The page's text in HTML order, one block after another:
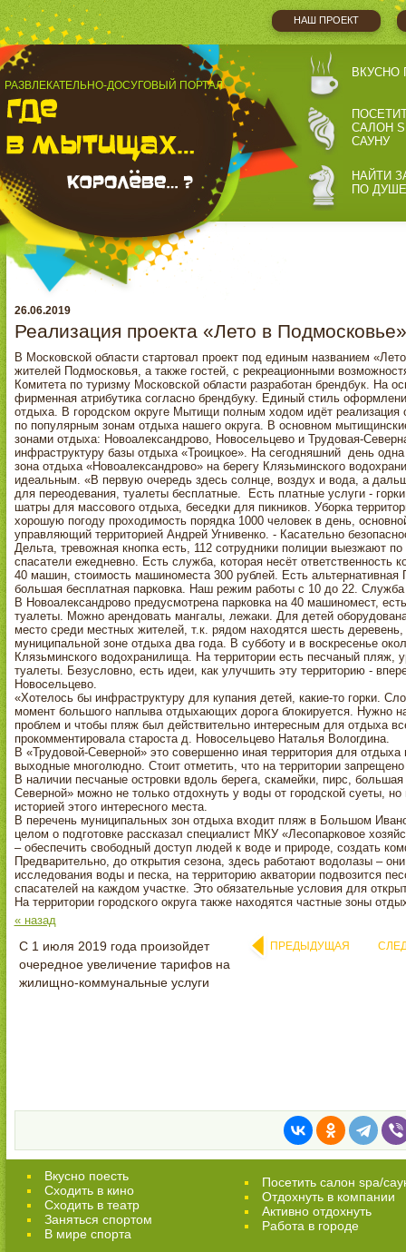
НАШ ПРОЕКТ
РАЗВЛЕКАТЕЛЬНО-ДОСУГОВЫЙ ПОРТАЛ
ВКУСНО
САЛОН
САУНУ
НАЙТИ
ПО ДУШЕ
26.06.2019
Реализация проекта «Лето в
В Московской области стартовал проект под единым названием
жителей Подмосковья, а также гостей, с рекреационными
Комитета по туризму Московской области разработан брендбук. На
фирменная атрибутика согласно брендбуку. Единый стиль
отдыха. В городском округе Мытищи полным ходом идёт реализация
по популярным зонам отдыха нашего округа. В основном
зонами отдыха: Новоалександрово, Новосельцево и Трудовая-
инфраструктуру базы отдыха «Троицкое». На сегодняшний день
зона отдыха «Новоалександрово» на берегу Клязьминского
идеальным. «В первую очередь здесь солнце, воздух и вода, а
для переодевания, туалеты бесплатные. Есть платные услуги -
шатры для массового отдыха, беседки для пикников. Уборка
хорошую погоду проходимость порядка 1000 человек в день,
управляющий территорией Андрей Угнивенко. - Касательно
Дельта, тревожная кнопка есть, 112 сотрудники полиции выезжают
спасатели ежедневно. Есть служба, которая несёт ответственность
40 машин, стоимость машиноместа 300 рублей. Есть
большая бесплатная парковка. Наш режим работы с 10 до 22. Служба
В Новоалександрово предусмотрена парковка на 40 машиномест,
туалеты. Можно арендовать мангалы, лежаки. Для детей
место среди местных жителей, т.к. рядом находятся шесть
муниципальной зоне отдыха два года. В субботу и в воскресенье
Клязьминского водохранилища. На территории есть песчаный
туалеты. Безусловно, есть идеи, как улучшить эту территорию -
Новосельцево.
«Хотелось бы инфраструктуру для купания детей, какие-то горки.
момент большого наплыва отдыхающих дорога блокируется. Нужно
проблем и чтобы пляж был действительно интересным для отдыха
прокомментировала староста д. Новосельцево Наталья Вологдина.
В «Трудовой-Северной» это совершенно иная территория для
выходные многолюдно. Стоит отметить, что на территории
В наличии песчаные островки вдоль берега, скамейки, пирс,
Северной» можно не только отдохнуть у воды от городской суеты,
историей этого интересного места.
В перечень муниципальных зон отдыха входит пляж в Большом
целом о подготовке рассказал специалист МКУ «Лесопарковое
– обеспечить свободный доступ людей к воде и природе, создать
Предварительно, до открытия сезона, здесь работают водолазы –
исследования воды и песка, на территорию акватории подвозится
спасателей на каждом участке. Это обязательные условия для
На территории городского округа также находятся частные зоны
« назад
С 1 июля 2019 года произойдет
очередное увеличение тарифов на
жилищно-коммунальные услуги
ПРЕДЫДУЩАЯ
Вкусно поесть
Сходить в кино
Cходить в театр
Заняться спортом
В мире спорта
Посетить салон spa/
Отдохнуть в компании
Активно отдохнуть
Работа в городе